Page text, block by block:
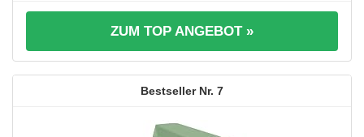
ZUM TOP ANGEBOT »
7